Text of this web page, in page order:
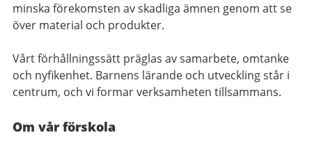
minska förekomsten av skadliga ämnen genom att se
över material och produkter.
Vårt förhållningssätt präglas av samarbete, omtanke
och nyfikenhet. Barnens lärande och utveckling står i
centrum, och vi formar verksamheten tillsammans.
Om vår förskola